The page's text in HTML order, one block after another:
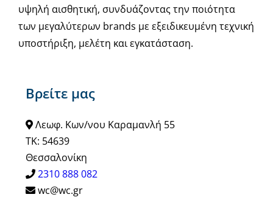
Βρείτε μας
Λεωφ. Κων/νου Καραμανλή 55
ΤΚ: 54639
Θεσσαλονίκη
2310 888 082
wc@wc.gr
υψηλή αισθητική, συνδυάζοντας την ποιότητα
των μεγαλύτερων brands με εξειδικευμένη τεχνική
υποστήριξη, μελέτη και εγκατάσταση.